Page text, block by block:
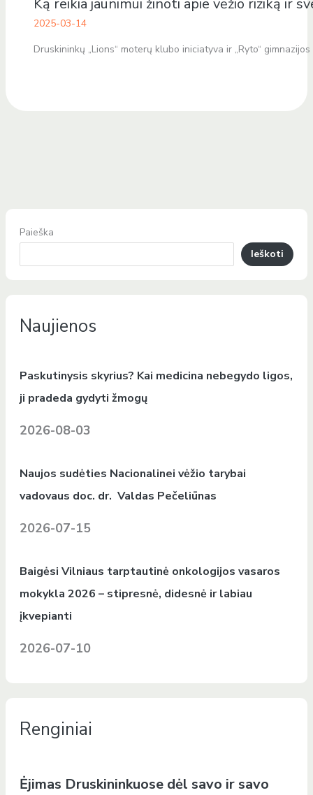
Ką reikia jaunimui žinoti apie vėžio riziką ir
2025-03-14
Druskininkų „Lions“ moterų klubo iniciatyva ir „Ryto“
Paieška
Ieškoti
Naujienos
Paskutinysis skyrius? Kai medicina nebegydo ligos,
ji pradeda gydyti žmogų
2026-08-03
Naujos sudėties Nacionalinei vėžio tarybai
vadovaus doc. dr. Valdas Pečeliūnas
2026-07-15
Baigėsi Vilniaus tarptautinė onkologijos vasaros
mokykla 2026 – stipresnė, didesnė ir labiau
įkvepianti
2026-07-10
Renginiai
Ėjimas Druskininkuose dėl savo ir savo